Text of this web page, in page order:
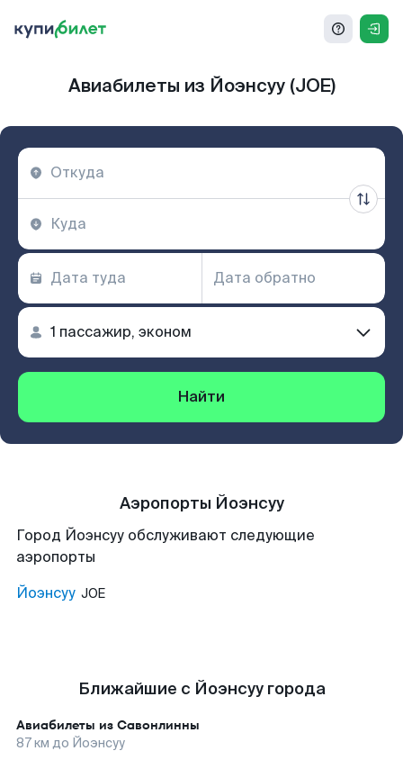
Авиабилеты из Йоэнсуу (JOE)
Найти
Аэропорты Йоэнсуу
Город Йоэнсуу обслуживают следующие
аэропорты
Йоэнсуу JOE
Ближайшие с Йоэнсуу города
Авиабилеты из Савонлинны
87км до Йоэнсуу